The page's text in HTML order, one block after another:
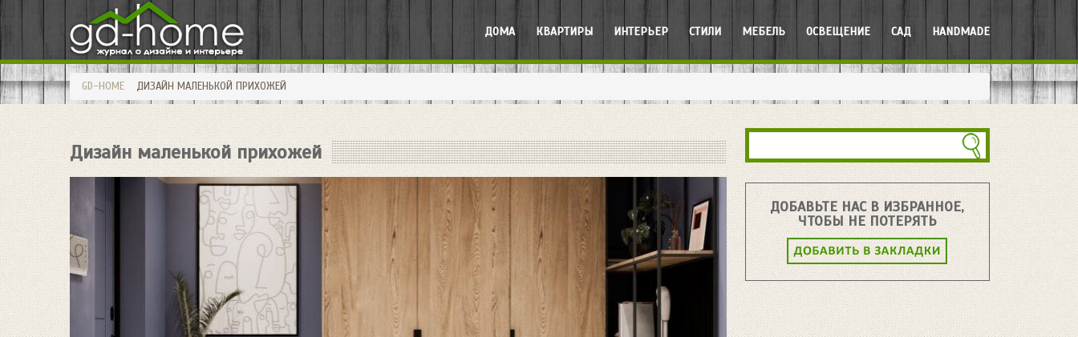
ДОМА КВАРТИРЫ ИНТЕРЬЕР СТИЛИ МЕБЕЛЬ ОСВЕЩЕНИЕ САД HANDMADE
GD-HOME ДИЗАЙН МАЛЕНЬКОЙ ПРИХОЖЕЙ
Дизайн маленькой прихожей
ДОБАВЬТЕ НАС В ИЗБРАННОЕ,
ЧТОБЫ НЕ ПОТЕРЯТЬ